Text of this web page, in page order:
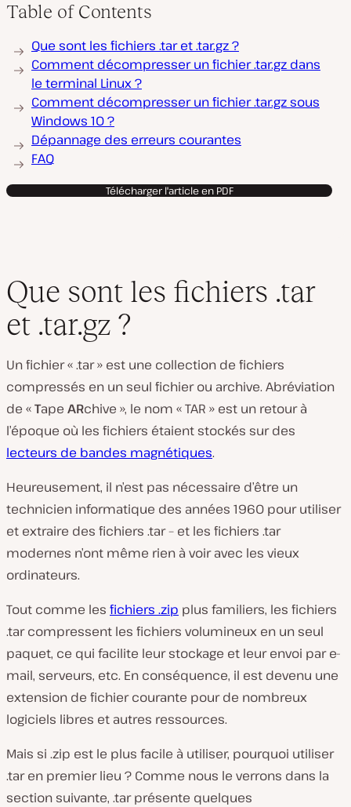
Table of Contents
Que sont les fichiers .tar et .tar.gz ?
Comment décompresser un fichier .tar.gz dans
le terminal Linux ?
Comment décompresser un fichier .tar.gz sous
Windows 10 ?
Dépannage des erreurs courantes
FAQ
Télécharger l'article en PDF
Que sont les fichiers .tar
et .tar.gz ?
Un fichier « .tar » est une collection de fichiers
compressés en un seul fichier ou archive. Abréviation
de «Tape ARchive », le nom « TAR » est un retour à
l’époque où les fichiers étaient stockés sur des
lecteurs de bandes magnétiques.
Heureusement, il n’est pas nécessaire d’être un
technicien informatique des années 1960 pour utiliser
et extraire des fichiers .tar – et les fichiers .tar
modernes n’ont même rien à voir avec les vieux
ordinateurs.
Tout comme les fichiers .zip plus familiers, les fichiers
.tar compressent les fichiers volumineux en un seul
paquet, ce qui facilite leur stockage et leur envoi par e-
mail, serveurs, etc. En conséquence, il est devenu une
extension de fichier courante pour de nombreux
logiciels libres et autres ressources.
Mais si .zip est le plus facile à utiliser, pourquoi utiliser
.tar en premier lieu ? Comme nous le verrons dans la
section suivante, .tar présente quelques